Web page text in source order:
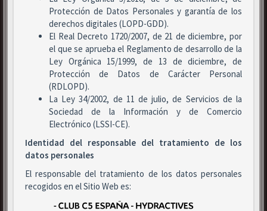
Protección de Datos Personales y garantía de los
derechos digitales (LOPD-GDD).
El Real Decreto 1720/2007, de 21 de diciembre, por
el que se aprueba el Reglamento de desarrollo de la
Ley Orgánica 15/1999, de 13 de diciembre, de
Protección de Datos de Carácter Personal
(RDLOPD).
La Ley 34/2002, de 11 de julio, de Servicios de la
Sociedad de la Información y de Comercio
Electrónico (LSSI-CE).
Identidad del responsable del tratamiento de los
datos personales
El responsable del tratamiento de los datos personales
recogidos en el Sitio Web es: